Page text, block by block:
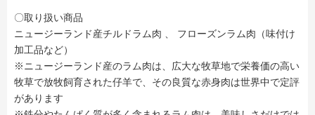
〇取り扱い商品
ニュージーランド産チルドラム肉 、 フローズンラム肉（味付け
加工品など）
※ニュージーランド産のラム肉は、広大な牧草地で栄養価の高い
牧草で放牧飼育された仔羊で、その良質な赤身肉は世界中で定評
があります